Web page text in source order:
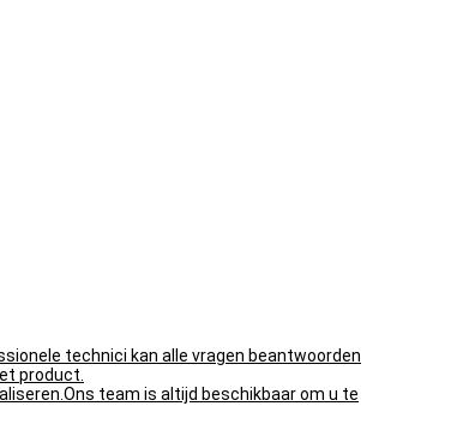
technici kan alle vragen beantwoorden
product.
team is altijd beschikbaar om u te